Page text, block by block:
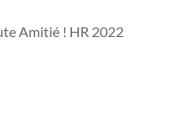
Amitié ! HR 2022